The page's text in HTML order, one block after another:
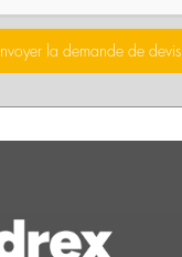
la demande de devis